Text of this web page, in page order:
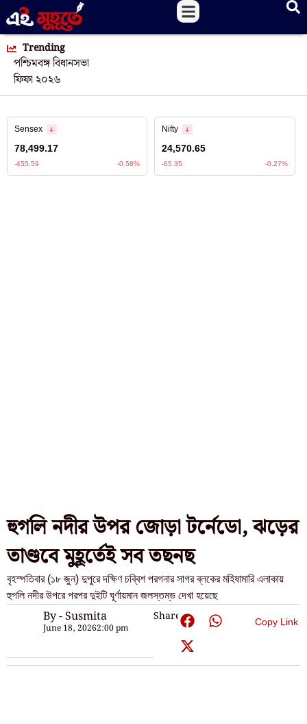
Trending
পশ্চিমবঙ্গ বিধানসভা
ফিফা ২০২৬
হুগলি নদীর উপর জোড়া টর্নেডো, ঝড়ের
তাণ্ডবে মুহূর্তেই সব তছনছ
বৃহস্পতিবার (১৮ জুন) দুপুরে দক্ষিণ চব্বিশ পরগনার সাগর ব্লকের মহিষামারি এলাকায়
হুগলি নদীর উপরে পরপর দুইটি ঘূর্ণায়মান জলস্তম্ভ দেখা হয়েছে
By - Susmita
June 18, 20262:00 pm
Share: Copy Link